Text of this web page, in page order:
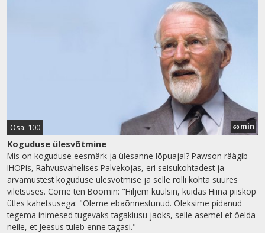
Osa: 100 60 min
Koguduse ülesvõtmine
Mis on koguduse eesmärk ja ülesanne lõpuajal? Pawson räägib
IHOPis, Rahvusvahelises Palvekojas, eri seisukohtadest ja
arvamustest koguduse ülesvõtmise ja selle rolli kohta suures
viletsuses. Corrie ten Boomin: "Hiljem kuulsin, kuidas Hiina piiskop
ütles kahetsusega: "Oleme ebaõnnestunud. Oleksime pidanud
tegema inimesed tugevaks tagakiusu jaoks, selle asemel et öelda
neile, et Jeesus tuleb enne tagasi."